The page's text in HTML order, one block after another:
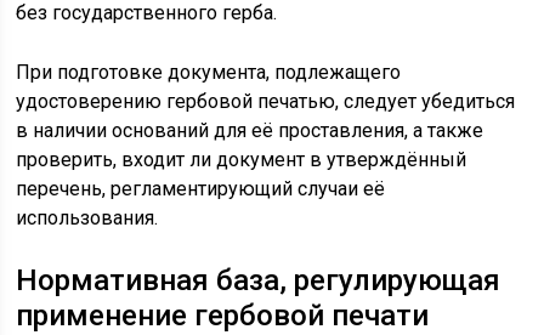
без государственного герба.
При подготовке документа, подлежащего
удостоверению гербовой печатью, следует убедиться
в наличии оснований для её проставления, а также
проверить, входит ли документ в утверждённый
перечень, регламентирующий случаи её
использования.
Нормативная база, регулирующая
применение гербовой печати